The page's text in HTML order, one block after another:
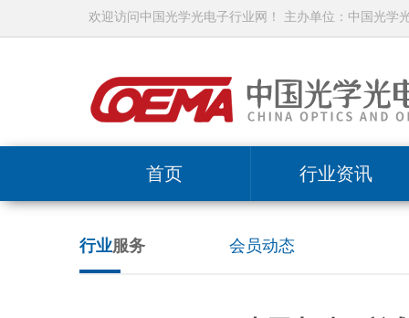
欢迎访问中国光学光电子行业网！ 主办单位：中国光学
首页 行业资讯
行业服务 会员动态